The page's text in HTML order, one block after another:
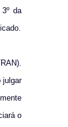
da
julgar
o